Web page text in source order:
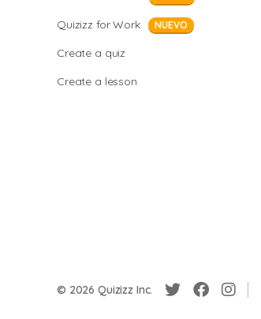
Quizizz for Work NUEVO
Create a quiz
Create a lesson
© 2026 Quizizz Inc.